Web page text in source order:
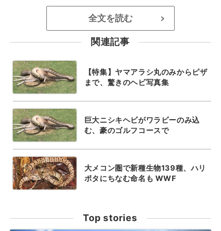
全文を読む >
関連記事
【特集】ヤマアラシ丸のみからピザ
まで、驚きのヘビ写真集
巨大ニシキヘビがワラビーのみ込
む、豪のゴルフコースで
大メコン圏で新種生物139種、ハリ
ポタにちなむ命名も WWF
Top stories